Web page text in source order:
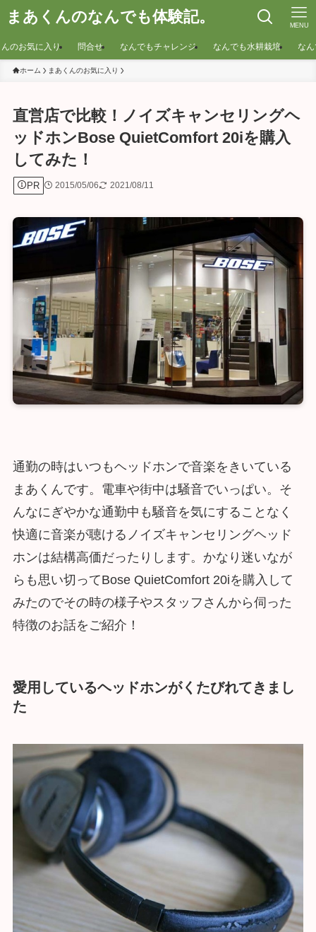
まあくんのなんでも体験記。 MENU
のお気に入り 問合せ なんでもチャレンジ なんでも水耕栽培 な
ホーム まあくんのお気に入り
直営店で比較！ノイズキャンセリングヘ
ッドホンBose QuietComfort 20iを購入
してみた！
PR 2015/05/06 2021/08/11
通勤の時はいつもヘッドホンで音楽をきいている
まあくんです。電車や街中は騒音でいっぱい。そ
んなにぎやかな通勤中も騒音を気にすることなく
快適に音楽が聴けるノイズキャンセリングヘッド
ホンは結構高価だったりします。かなり迷いなが
らも思い切ってBose QuietComfort 20iを購入して
みたのでその時の様子やスタッフさんから伺った
特徴のお話をご紹介！
愛用しているヘッドホンがくたびれてきまし
た